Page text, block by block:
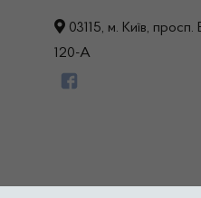
03115, м. Київ,
120-А